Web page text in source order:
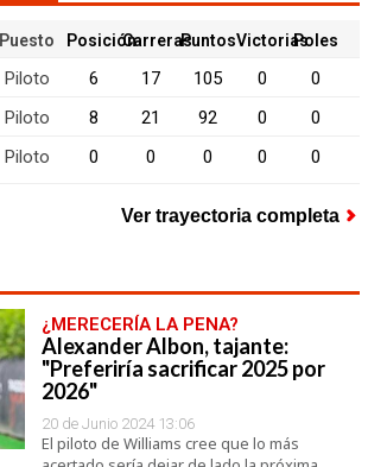
Puesto PosiciónCarrerasPuntosVictoriasPoles
Piloto 6 17 105 0
0
Piloto 8 21 92 0
0
Piloto 0 0 0 0 0
Ver trayectoria completa
¿MERECERÍA LA PENA?
Alexander Albon, tajante:
"Preferiría sacrificar 2025 por
2026"
20 de Junio 2024 13:06
El piloto de Williams cree que lo más